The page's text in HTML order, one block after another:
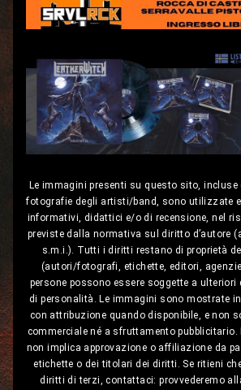
Le immagini presenti su questo sito, incluse
fotografie degli artisti/band, sono utilizzate
informativi, didattici e/o di recensione, nel
previste dalla normativa sul diritto d’autore
s.m.i.). Tutti i diritti restano di proprietà
(autori/fotografi, etichette, editori,
persone possono essere soggette a
di personalità. Le immagini sono mostrate
con attribuzione quando disponibile, e non
commerciale né a sfruttamento pubblicitario.
non implica approvazione o affiliazione da
etichette o dei titolari dei diritti. Se ritieni
diritti di terzi, contattaci: provvederemo